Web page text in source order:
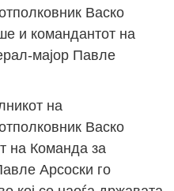
Васко
и командантот на
мајор Павле
на
Васко
на Команда за
Арсоски го